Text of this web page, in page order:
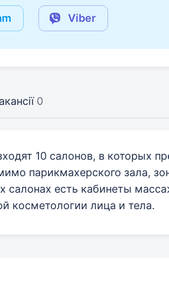
Viber
0
10 салонов, в которых
парикмахерского зала,
салонах есть кабинеты
косметологии лица и тела.